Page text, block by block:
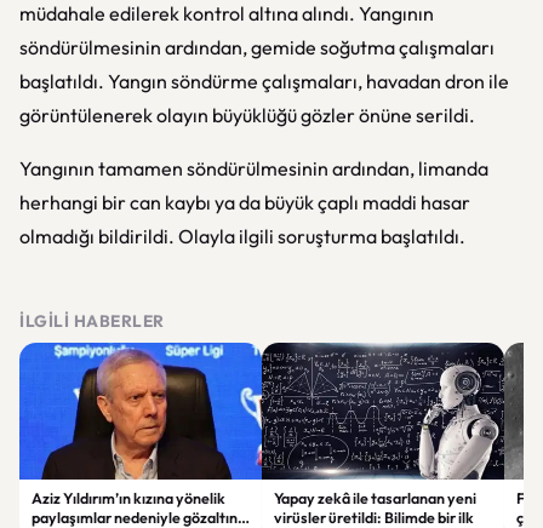
müdahale edilerek kontrol altına alındı. Yangının
söndürülmesinin ardından, gemide soğutma çalışmaları
başlatıldı. Yangın söndürme çalışmaları, havadan dron ile
görüntülenerek olayın büyüklüğü gözler önüne serildi.
Yangının tamamen söndürülmesinin ardından, limanda
herhangi bir can kaybı ya da büyük çaplı maddi hasar
olmadığı bildirildi. Olayla ilgili soruşturma başlatıldı.
İLGILI HABERLER
Aziz Yıldırım’ın kızına yönelik
paylaşımlar nedeniyle gözaltına
Yapay zekâ ile tasarlanan yeni
virüsler üretildi: Bilimde bir ilk